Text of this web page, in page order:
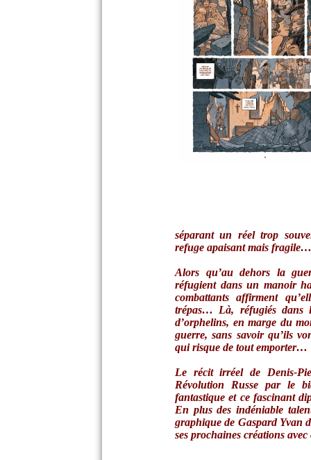
séparant un réel trop
refuge apaisant mais fragile…
Alors qu’au dehors la
réfugient dans un manoir
combattants affirment
trépas… Là, réfugiés dans
d’orphelins, en marge du
guerre, sans savoir qu’ils
qui risque de tout emporter…
Le récit irréel de Denis-
Révolution Russe par le
fantastique et ce fascinant
En plus des indéniable
graphique de Gaspard Yvan
ses prochaines créations